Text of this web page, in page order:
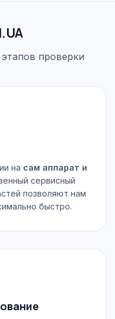
проверки
на сам аппарат и
сервисный
позволяют нам
быстро.